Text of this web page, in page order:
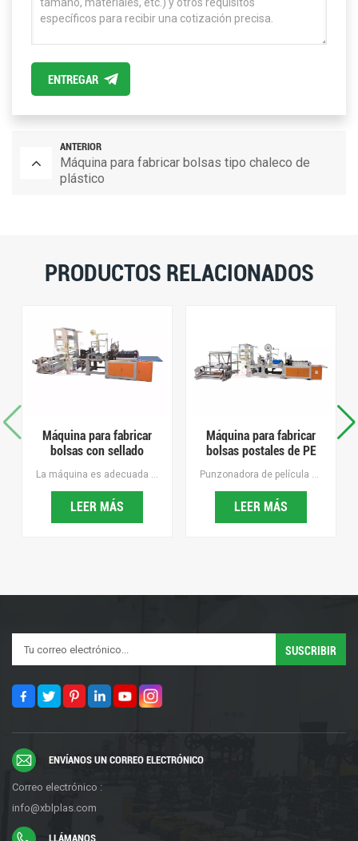
ENTREGAR
ANTERIOR
Máquina para fabricar bolsas tipo chaleco de
plástico
PRODUCTOS RELACIONADOS
Máquina para fabricar
bolsas con sellado
caliente
La máquina es adecuada para fabricar bolsas cortadas y selladas en caliente de BOPP, OPP, PE y otras bolsas de plástico impresas. Es el equipo ideal para fabricar bolsas para calcetines, bolsas para toallas, bolsas para pan y bolsas para joyería, bolsas para correo, bolsas de mensajería y bolsas de inspección de seguridad. , bolsas de compras libres de impuestos, etc.
LEER MÁS
Máquina para fabricar
bolsas postales de PE
Punzonadora de película mulching de alta velocidad, Fácil operación, inteligente y eficiente, el espacio entre orificios y el diámetro de retención se pueden ajustar libremente. el espaciado de los orificios y la apertura se pueden ajustar libremente, con Reciclaje de residuosEn g.
LEER MÁS
ENVÍANOS UN CORREO ELECTRÓNICO
Correo electrónico :
info@xblplas.com
LLÁMANOS